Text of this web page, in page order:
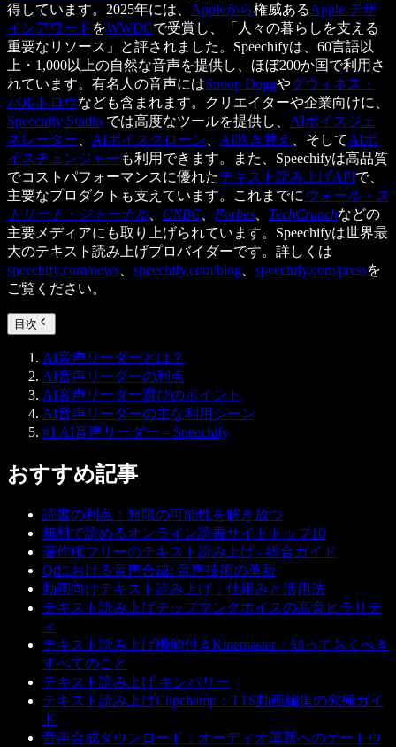
得しています。2025年には、 Appleから権威あるApple デザ
インアワード をWWDCで受賞し、「人々の暮らしを支える
重要なリソース」と評されました。Speechifyは、60言語以
上・1,000以上の自然な音声を提供し、ほぼ200か国で利用さ
れています。有名人の音声にはSnoop Doggやグウィネス・
パルトロウなども含まれます。クリエイターや企業向けに、
Speechify Studio では高度なツールを提供し、 AIボイスジェ
ネレーター、 AIボイスクローン、 AI吹き替え 、そしてAIボ
イスチェンジャー も利用できます。また、Speechifyは高品質
でコストパフォーマンスに優れたテキスト読み上げAPIで、
主要なプロダクトも支えています。これまでに ウォール・ス
トリート・ジャーナル、 CNBC、 Forbes、 TechCrunchなどの
主要メディアにも取り上げられています。Speechifyは世界最
大のテキスト読み上げプロバイダーです。詳しくは
speechify.com/news、 speechify.com/blog、 speechify.com/pressを
ご覧ください。
目次
AI音声リーダーとは？
AI音声リーダーの利点
AI音声リーダー選びのポイント
AI音声リーダーの主な利用シーン
#1 AI音声リーダー – Speechify
おすすめ記事
読書の利点：無限の可能性を解き放つ
無料で読めるオンライン読書サイトトップ10
著作権フリーのテキスト読み上げ - 総合ガイド
Qtにおける音声合成: 音声技術の革新
動画向けテキスト読み上げ：仕組みと活用法
テキスト読み上げチップマンクボイスの高音ヒラリテ
ィ
テキスト読み上げ機能付きKinemaster：知っておくべき
すべてのこと
テキスト読み上げ キンバリー
テキスト読み上げClipchamp：TTS動画編集の究極ガイ
ド
音声合成ダウンロード：オーディオ革新へのゲートウ